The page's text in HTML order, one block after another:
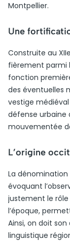
Montpellier.
Une
Construite au
fièrement parmi
fonction
des éventuelles
vestige
défense
mouvementée
L’origine
La dénomination
évoquant
justement le
l’époque,
Ainsi, on doit
linguistique